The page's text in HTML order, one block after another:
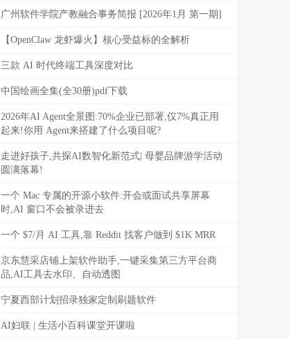
广州软件学院产教融合事务简报 [2026年1月 第一期]
【OpenClaw 龙虾爆火】核心受益标的全解析
三款 AI 时代终端工具深度对比
中国绘画全集(全30册)pdf下载
2026年AI Agent全景图:70%企业已部署,仅7%真正用
起来!你用 Agent来搭建了什么项目呢?
走进好孩子,共探AI数智化新范式| 母婴品牌游学活动
圆满落幕!
一个 Mac 专属的开源小软件:开会或面试共享屏幕
时,AI 窗口不会被录进去
一个 $7/月 AI 工具,靠 Reddit 找客户做到 $1K MRR
京东慧采店铺上架软件助手,一键采集第三方平台商
品,AI工具去水印、自动透图
宁夏西部计划招录独家定制刷题软件
AI妇联 | 生活小百科课堂开课啦